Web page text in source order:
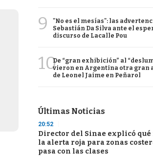
9
"No es el mesías": las
Sebastián Da Silva ante el
discurso de Lacalle Pou
10De “gran exhibición” al
vieron en Argentina otra gran
de Leonel Jaime en Peñarol
Últimas Noticias
20:52
Director del Sinae explicó
la alerta roja para zonas
pasa con las clases